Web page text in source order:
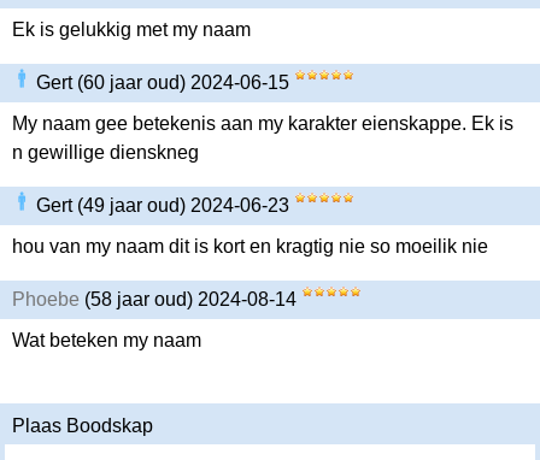
Ek is gelukkig met my naam
Gert (60 jaar oud) 2024-06-15
My naam gee betekenis aan my karakter eienskappe. Ek is
n gewillige dienskneg
Gert (49 jaar oud) 2024-06-23
hou van my naam dit is kort en kragtig nie so moeilik nie
Phoebe (58 jaar oud) 2024-08-14
Wat beteken my naam
Plaas Boodskap